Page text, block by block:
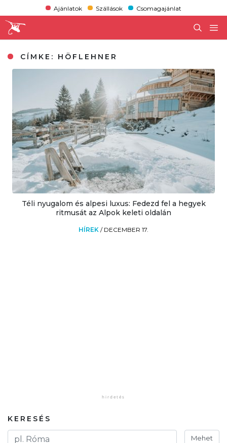
Ajánlatok Szállások Csomagajánlat
CÍMKE: HÖFLEHNER
Téli nyugalom és alpesi luxus: Fedezd fel a hegyek
ritmusát az Alpok keleti oldalán
HÍREK / DECEMBER 17.
KERESÉS
Mehet